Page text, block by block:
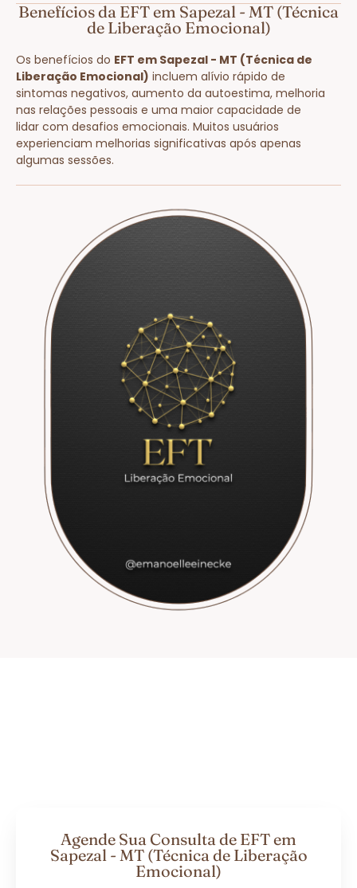
Benefícios da EFT em Sapezal - MT (Técnica
de Liberação Emocional)
Os benefícios do EFT em Sapezal - MT (Técnica de
Liberação Emocional) incluem alívio rápido de
sintomas negativos, aumento da autoestima, melhoria
nas relações pessoais e uma maior capacidade de
lidar com desafios emocionais. Muitos usuários
experienciam melhorias significativas após apenas
algumas sessões.
Agende Sua Consulta de EFT em
Sapezal - MT (Técnica de Liberação
Emocional)